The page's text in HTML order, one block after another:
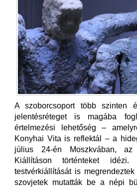
A szoborcsoport több szinten
jelentésréteget is magába
értelmezési lehetőség –
Konyhai Vita is reflektál – a
július 24-én Moszkvában, az
Kiállításon történteket
testvérkiállítását is
szovjetek mutatták be a népi